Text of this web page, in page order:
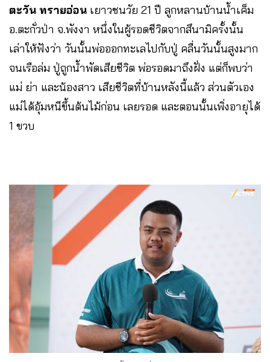
ตะวัน ทรายอ่อน เยาวชนวัย 21 ปี ลูกหลานบ้านน้ำเค็ม
อ.ตะกั่วป่า จ.พังงา หนึ่งในผู้รอดชีวิตจากสึนามิครั้งนั้น
เล่าให้ฟังว่า วันนั้นพ่อออกทะเลไปกับปู่ คลื่นวันนั้นสูงมาก
จนเรือล่ม ปู่ถูกน้ำพัดเสียชีวิต พ่อรอดมาถึงฝั่ง แต่ก็พบว่า
แม่ ย่า และน้องสาว เสียชีวิตที่บ้านหลังนี้แล้ว ส่วนตัวเอง
แม่ได้อุ้มหนีขึ้นต้นไม้ก่อน เลยรอด และตอนนั้นเพิ่งอายุได้
1 ขวบ